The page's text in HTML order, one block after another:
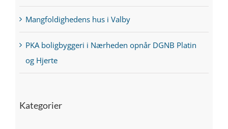
Mangfoldighedens hus i Valby
PKA boligbyggeri i Nærheden opnår DGNB Platin
og Hjerte
Kategorier